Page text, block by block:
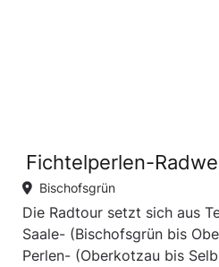
Fichtelperlen-
Bischofsgrün
Die Radtour setzt sich aus
Saale- (Bischofsgrün bis
Perlen- (Oberkotzau bis